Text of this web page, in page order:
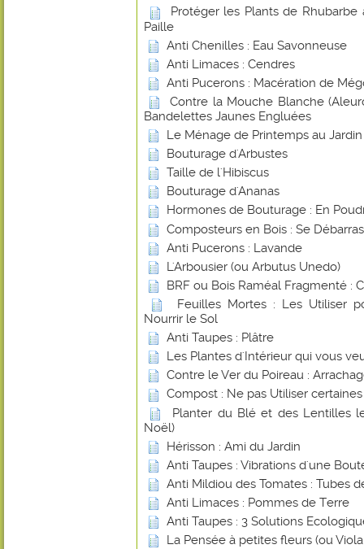
Protéger les Plants de
Paille
Anti Chenilles : Eau Savonneuse
Anti Limaces : Cendres
Anti Pucerons : Macération de
Contre la Mouche Blanche
Bandelettes Jaunes Engluées
Le Ménage de Printemps au Jardin
Bouturage d'Arbustes
Taille de l'Hibiscus
Bouturage d'Ananas
Hormones de Bouturage : En
Composteurs en Bois : Se
Anti Pucerons : Lavande
L'Arbousier (ou Arbutus Unedo)
BRF ou Bois Raméal Fragmenté :
Feuilles Mortes : Les Utiliser
Nourrir le Sol
Anti Taupes : Plâtre
Les Plantes d'Intérieur qui vous
Contre le Ver du Poireau :
Compost : Ne pas Utiliser
Planter du Blé et des Lentilles
Noël)
Hérisson : Ami du Jardin
Anti Taupes : Vibrations d'une
Anti Mildiou des Tomates : Tubes
Anti Limaces : Pommes de Terre
Anti Taupes : 3 Solutions
La Pensée à petites fleurs (ou